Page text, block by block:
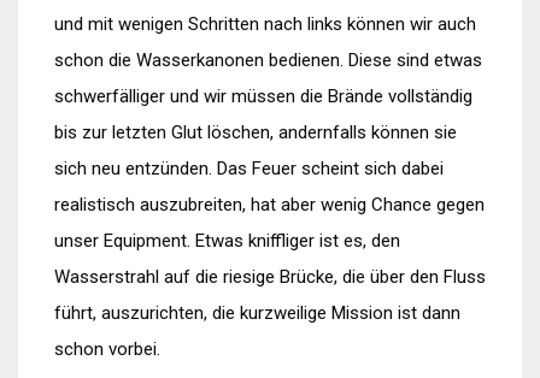
und mit wenigen Schritten nach links können wir auch
schon die Wasserkanonen bedienen. Diese sind etwas
schwerfälliger und wir müssen die Brände vollständig
bis zur letzten Glut löschen, andernfalls können sie
sich neu entzünden. Das Feuer scheint sich dabei
realistisch auszubreiten, hat aber wenig Chance gegen
unser Equipment. Etwas kniffliger ist es, den
Wasserstrahl auf die riesige Brücke, die über den Fluss
führt, auszurichten, die kurzweilige Mission ist dann
schon vorbei.